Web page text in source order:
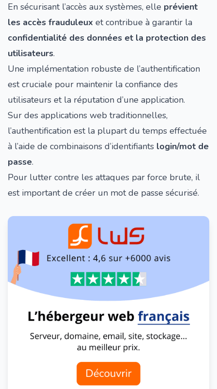
En sécurisant l’accès aux systèmes, elle prévient
les accès frauduleux et contribue à garantir la
confidentialité des données et la protection des
utilisateurs.
Une implémentation robuste de l’authentification
est cruciale pour maintenir la confiance des
utilisateurs et la réputation d’une application.
Sur des applications web traditionnelles,
l’authentification est la plupart du temps effectuée
à l’aide de combinaisons d’identifiants login/mot de
passe.
Pour lutter contre les attaques par force brute, il
est important de créer un mot de passe sécurisé.